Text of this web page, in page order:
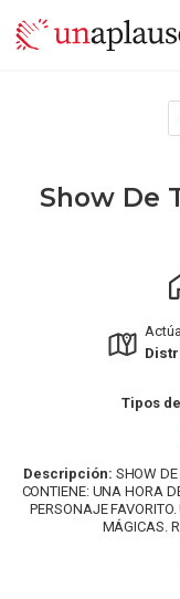
Show De
Tipos
Descripción: SHOW DE
CONTIENE: UNA HORA
PERSONAJE
MÁGICAS.